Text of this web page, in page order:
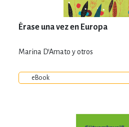
Érase una vez en Europa
Marina D'Amato y otros
eBook